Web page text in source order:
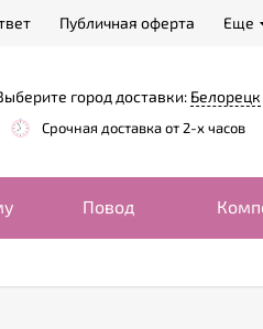
Публичная оферта Еще
город доставки: Белорецк
Срочная доставка от 2-х часов
Повод